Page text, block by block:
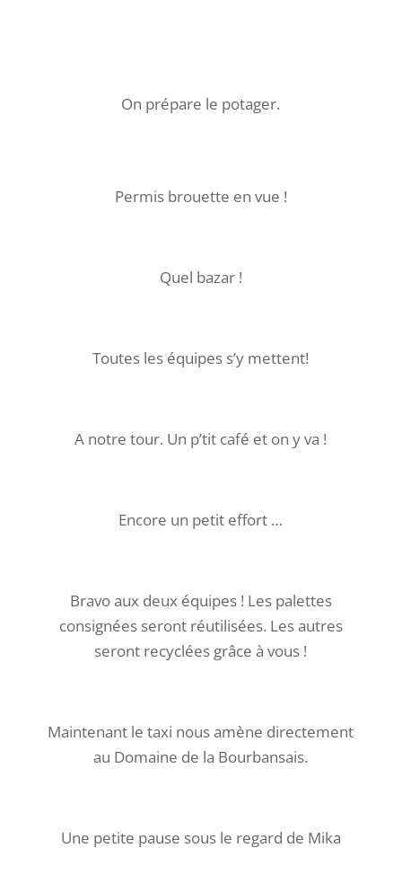
On prépare le potager.
Permis brouette en vue !
Quel bazar !
Toutes les équipes s’y mettent!
A notre tour. Un p’tit café et on y va !
Encore un petit effort …
Bravo aux deux équipes ! Les palettes
consignées seront réutilisées. Les autres
seront recyclées grâce à vous !
Maintenant le taxi nous amène directement
au Domaine de la Bourbansais.
Une petite pause sous le regard de Mika